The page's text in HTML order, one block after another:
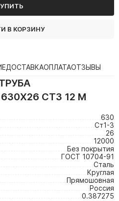
В КОРЗИНУ
ДОСТАВКАОПЛАТАОТЗЫВЫ
СТ3 12 М
630
Ст1-3
26
12000
Без покрытия
ГОСТ 10704-91
Сталь
Круглая
Прямошовная
Россия
0.387275